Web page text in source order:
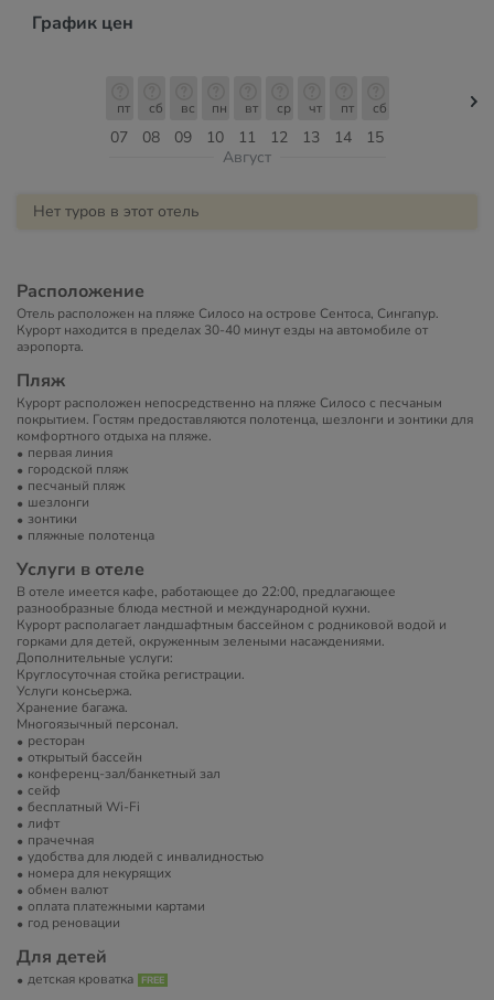
График цен
07
пт
08
сб
09
вс
10
пн
11
вт
12
ср
13
чт
14
пт
15
сб
Август
Нет туров в этот отель
Расположение
Отель расположен на пляже Силосо на острове Сентоса, Сингапур.
Курорт находится в пределах 30-40 минут езды на автомобиле от
аэропорта.
Пляж
Курорт расположен непосредственно на пляже Силосо с песчаным
покрытием. Гостям предоставляются полотенца, шезлонги и зонтики для
комфортного отдыха на пляже.
первая линия
городской пляж
песчаный пляж
шезлонги
зонтики
пляжные полотенца
Услуги в отеле
В отеле имеется кафе, работающее до 22:00, предлагающее
разнообразные блюда местной и международной кухни.
Курорт располагает ландшафтным бассейном с родниковой водой и
горками для детей, окруженным зелеными насаждениями.
Дополнительные услуги:
Круглосуточная стойка регистрации.
Услуги консьержа.
Хранение багажа.
Многоязычный персонал.
ресторан
открытый бассейн
конференц-зал/банкетный зал
сейф
бесплатный Wi-Fi
лифт
прачечная
удобства для людей с инвалидностью
номера для некурящих
обмен валют
оплата платежными картами
год реновации
Для детей
детская кроватка